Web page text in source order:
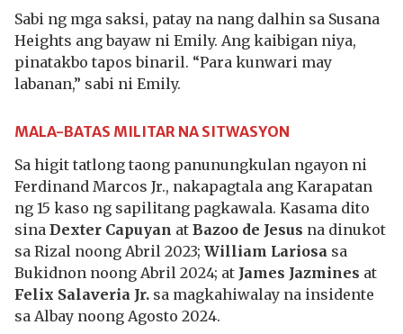
Sabi ng mga saksi, patay na nang dalhin sa Susana
Heights ang bayaw ni Emily. Ang kaibigan niya,
pinatakbo tapos binaril. “Para kunwari may
labanan,” sabi ni Emily.
MALA-BATAS MILITAR NA SITWASYON
Sa higit tatlong taong panunungkulan ngayon ni
Ferdinand Marcos Jr., nakapagtala ang Karapatan
ng 15 kaso ng sapilitang pagkawala. Kasama dito
sina Dexter Capuyan at Bazoo de Jesus na dinukot
sa Rizal noong Abril 2023; William Lariosa sa
Bukidnon noong Abril 2024; at James Jazmines at
Felix Salaveria Jr. sa magkahiwalay na insidente
sa Albay noong Agosto 2024.